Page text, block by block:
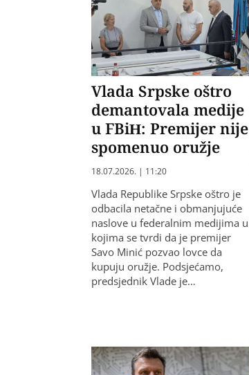
Vlada Srpske oštro
demantovala medije
u FBiH: Premijer nije
spomenuo oružje
18.07.2026. | 11:20
Vlada Republike Srpske oštro je
odbacila netačne i obmanjujuće
naslove u federalnim medijima u
kojima se tvrdi da je premijer
Savo Minić pozvao lovce da
kupuju oružje. Podsjećamo,
predsjednik Vlade je…